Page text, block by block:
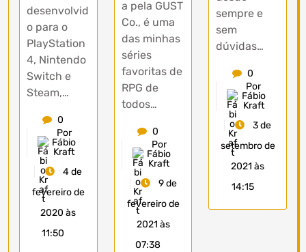
desenvolvid
o para o
PlayStation
4, Nintendo
Switch e
Steam,…
0
Por
Fábio
Kraft
4 de
fevereiro de
2020 às
11:50
a pela GUST
Co., é uma
das minhas
séries
favoritas de
RPG de
todos…
0
Por
Fábio
Kraft
9 de
fevereiro de
2021 às
07:38
sempre e
sem
dúvidas…
0
Por
Fábio
Kraft
3 de
setembro de
2021 às
14:15